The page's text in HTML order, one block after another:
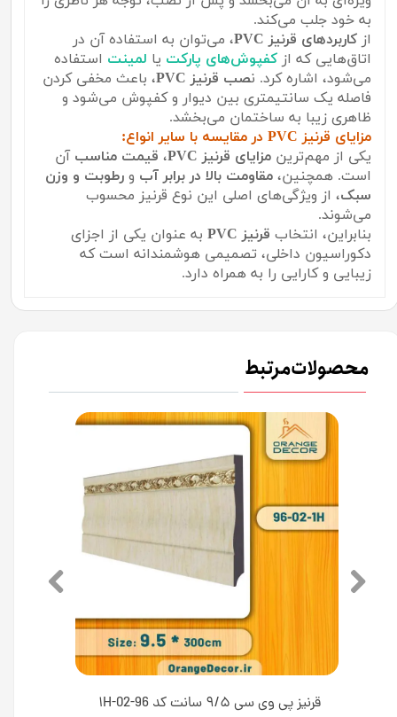
به خود جلب می‌کند.
از کاربردهای قرنیز PVC
، می‌توان به استفاده آن در
اتاق‌هایی که از کفپوش‌های پارکت یا لمینت استفاده
می‌شود، اشاره کرد. نصب قرنیز PVC
، باعث مخفی کردن
فاصله یک سانتیمتری بین دیوار و کفپوش می‌شود و
ظاهری زیبا به ساختمان می‌بخشد.
مزایای قرنیز PVC در مقایسه با سایر انواع:
یکی از مهم‌ترین مزایای قرنیز PVC ، قیمت مناسب آن
است. همچنین، مقاومت بالا در برابر آب و رطوبت و وزن
سبک، از ویژگی‌های اصلی این نوع قرنیز محسوب
می‌شوند.
بنابراین، انتخاب قرنیز PVC
به عنوان یکی از اجزای
دکوراسیون داخلی، تصمیمی هوشمندانه است که
زیبایی و کارایی را به همراه دارد.
محصولات مرتبط
قرنیز پی وی سی ۹/۵ سانت کد 96-02-۱H